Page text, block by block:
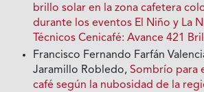
brillo solar en la zona cafetera
durante los eventos El Niño y La
Técnicos Cenicafé: Avance 421
Francisco Fernando Farfán
Jaramillo Robledo,Sombrío para
café según la nubosidad de la